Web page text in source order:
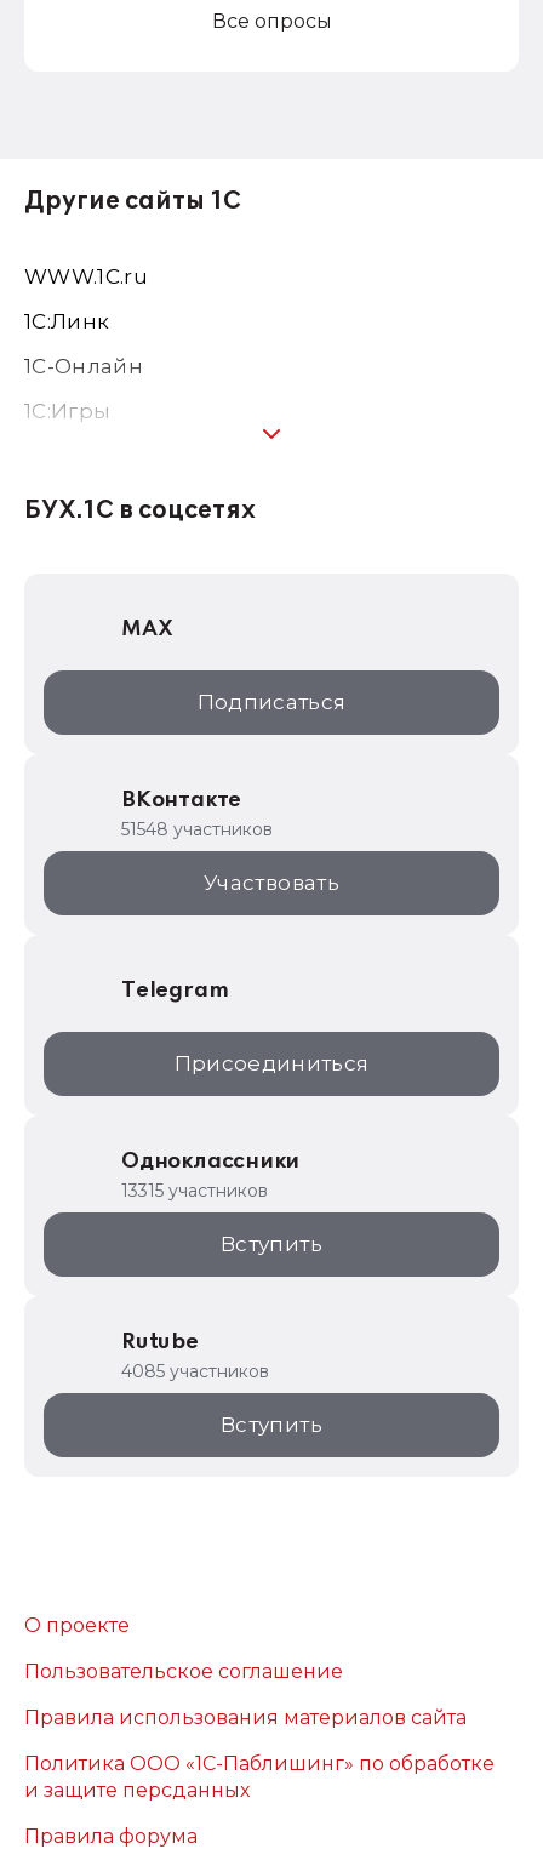
Все опросы
Другие сайты 1С
WWW.1С.ru
1С:Линк
1С-Онлайн
1C:Игры
1С:Консалтинг
1С:Дистрибьюция
1С:Образование
ИТС.1C.ru
1С:Торговая площадка
БУХ.1С в соцсетях
MAX
Подписаться
ВКонтакте
51548 участников
Участвовать
Telegram
Присоединиться
Одноклассники
13315 участников
Вступить
Rutube
4085 участников
Вступить
О проекте
Пользовательское соглашение
Правила использования материалов сайта
Политика ООО «1С-Паблишинг» по обработке
и защите персданных
Правила форума